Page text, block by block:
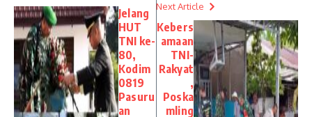
Jelang
HUT
TNI ke-
80,
Kodim
0819
Pasuru
an
Next Article
Kebers
amaan
TNI-
Rakyat
,
Poska
mling